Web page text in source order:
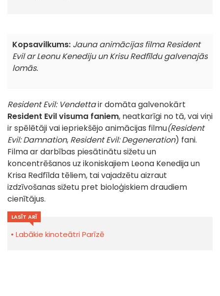
Kopsavilkums: Jauna animācijas filma Resident
Evil ar Leonu Kenediju un Krisu Redfīldu galvenajās
lomās.
Resident Evil: Vendettair domāta galvenokārt
Resident Evil visuma faniem, neatkarīgi no tā, vai viņi
ir spēlētāji vai iepriekšējo animācijas filmu(Resident
Evil: Damnation, Resident Evil: Degeneration) fani.
Filma ar darbības piesātinātu sižetu un
koncentrēšanos uz ikoniskajiem Leona Kenedija un
Krisa Redfīlda tēliem, tai vajadzētu aizraut
izdzīvošanas sižetu pret bioloģiskiem draudiem
cienītājus.
LASĪT ARĪ
Labākie kinoteātri Parīzē